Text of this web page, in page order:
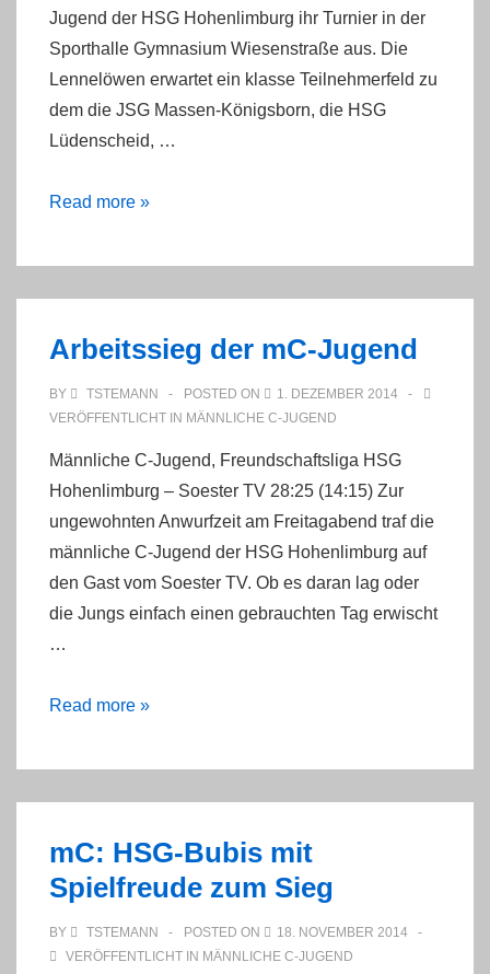
Jugend der HSG Hohenlimburg ihr Turnier in der
Sporthalle Gymnasium Wiesenstraße aus. Die
Lennelöwen erwartet ein klasse Teilnehmerfeld zu
dem die JSG Massen-Königsborn, die HSG
Lüdenscheid, …
mC-
der
04.01.15
Read more »
Arbeitssieg der mC-Jugend
BY TSTEMANN POSTED ON
1. DEZEMBER 2014
VERÖFFENTLICHT IN MÄNNLICHE C-JUGEND
Männliche C-Jugend, Freundschaftsliga HSG
Hohenlimburg – Soester TV 28:25 (14:15) Zur
ungewohnten Anwurfzeit am Freitagabend traf die
männliche C-Jugend der HSG Hohenlimburg auf
den Gast vom Soester TV. Ob es daran lag oder
die Jungs einfach einen gebrauchten Tag erwischt
…
Arbeitssieg
mC-
Read more »
mC: HSG-Bubis mit
Spielfreude zum Sieg
BY TSTEMANN POSTED ON
18. NOVEMBER 2014
VERÖFFENTLICHT IN MÄNNLICHE C-JUGEND